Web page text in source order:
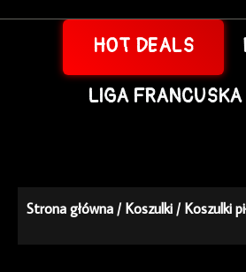
HOT DEALS
LIGA FRANCUSKA
Strona główna /Koszulki /Koszulki